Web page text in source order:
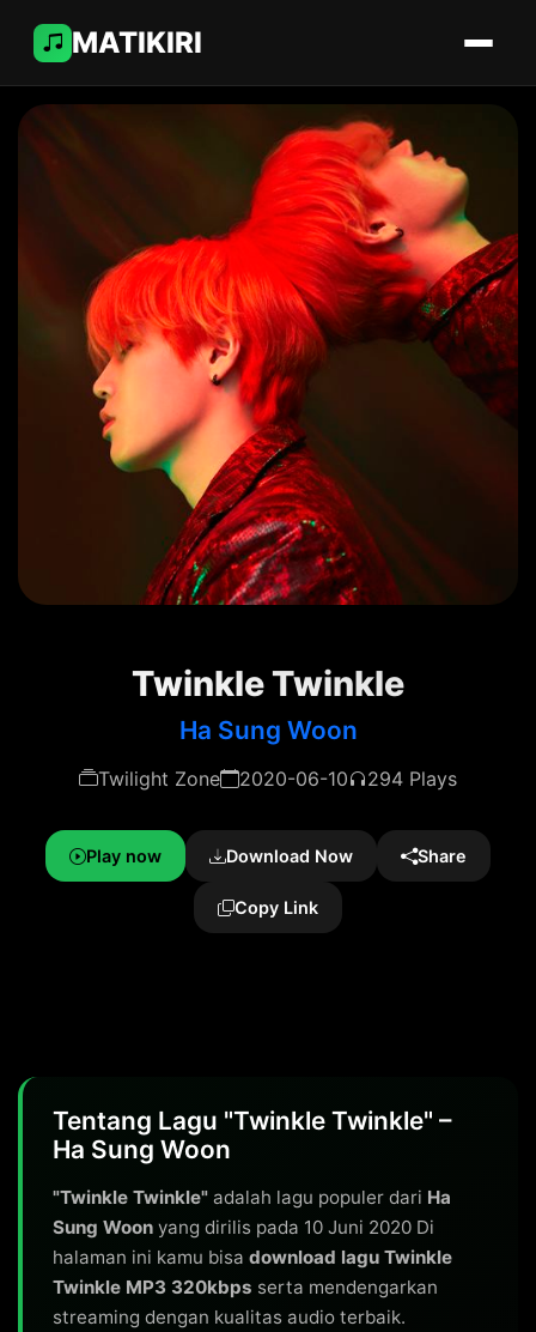
MATIKIRI
Twinkle Twinkle
Ha Sung Woon
Twilight Zone 2020-06-10 294 Plays
Play now Download Now Share
Copy Link
Tentang Lagu "Twinkle Twinkle" –
Ha Sung Woon
"Twinkle Twinkle" adalah lagu populer dari Ha
Sung Woon yang dirilis pada 10 Juni 2020 Di
halaman ini kamu bisa download lagu Twinkle
Twinkle MP3 320kbps serta mendengarkan
streaming dengan kualitas audio terbaik.